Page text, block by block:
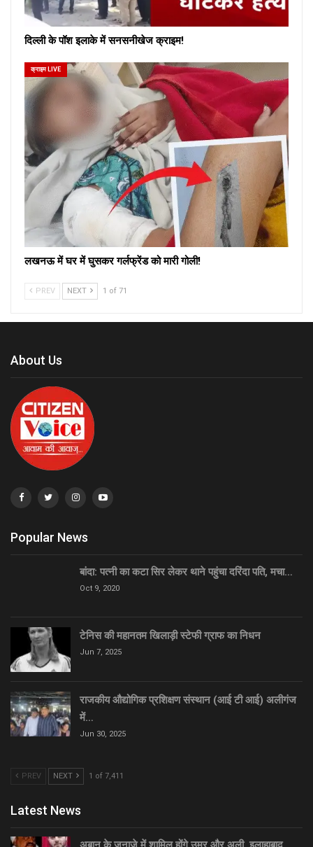
दिल्ली के पॉश इलाके में सनसनीखेज क्राइम!
क्राइम LIVE
लखनऊ में घर में घुसकर गर्लफ्रेंड को मारी गोली!
PREV NEXT 1 of 71
About Us
Popular News
बांदा: पत्नी का कटा सिर लेकर थाने पहुंचा दरिंदा पति, मचा…
Oct 9, 2020
टेनिस की महानतम खिलाड़ी स्टेफी ग्राफ का निधन
Jun 7, 2025
राजकीय औद्योगिक प्रशिक्षण संस्थान (आई टी आई) अलीगंज
में…
Jun 30, 2025
PREV NEXT 1 of 7,411
Latest News